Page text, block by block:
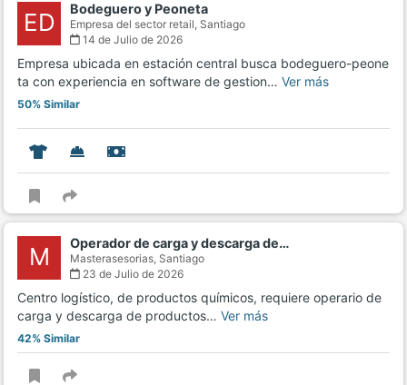
ED Bodeguero y Peoneta
Empresa del sector retail, Santiago
14 de Julio de 2026
Empresa ubicada en estación central busca bodeguero-peone
ta con experiencia en software de gestion… Ver más
50% Similar
M Operador de carga y descarga de…
Masterasesorias, Santiago
23 de Julio de 2026
Centro logístico, de productos químicos, requiere operario de
carga y descarga de productos… Ver más
42% Similar